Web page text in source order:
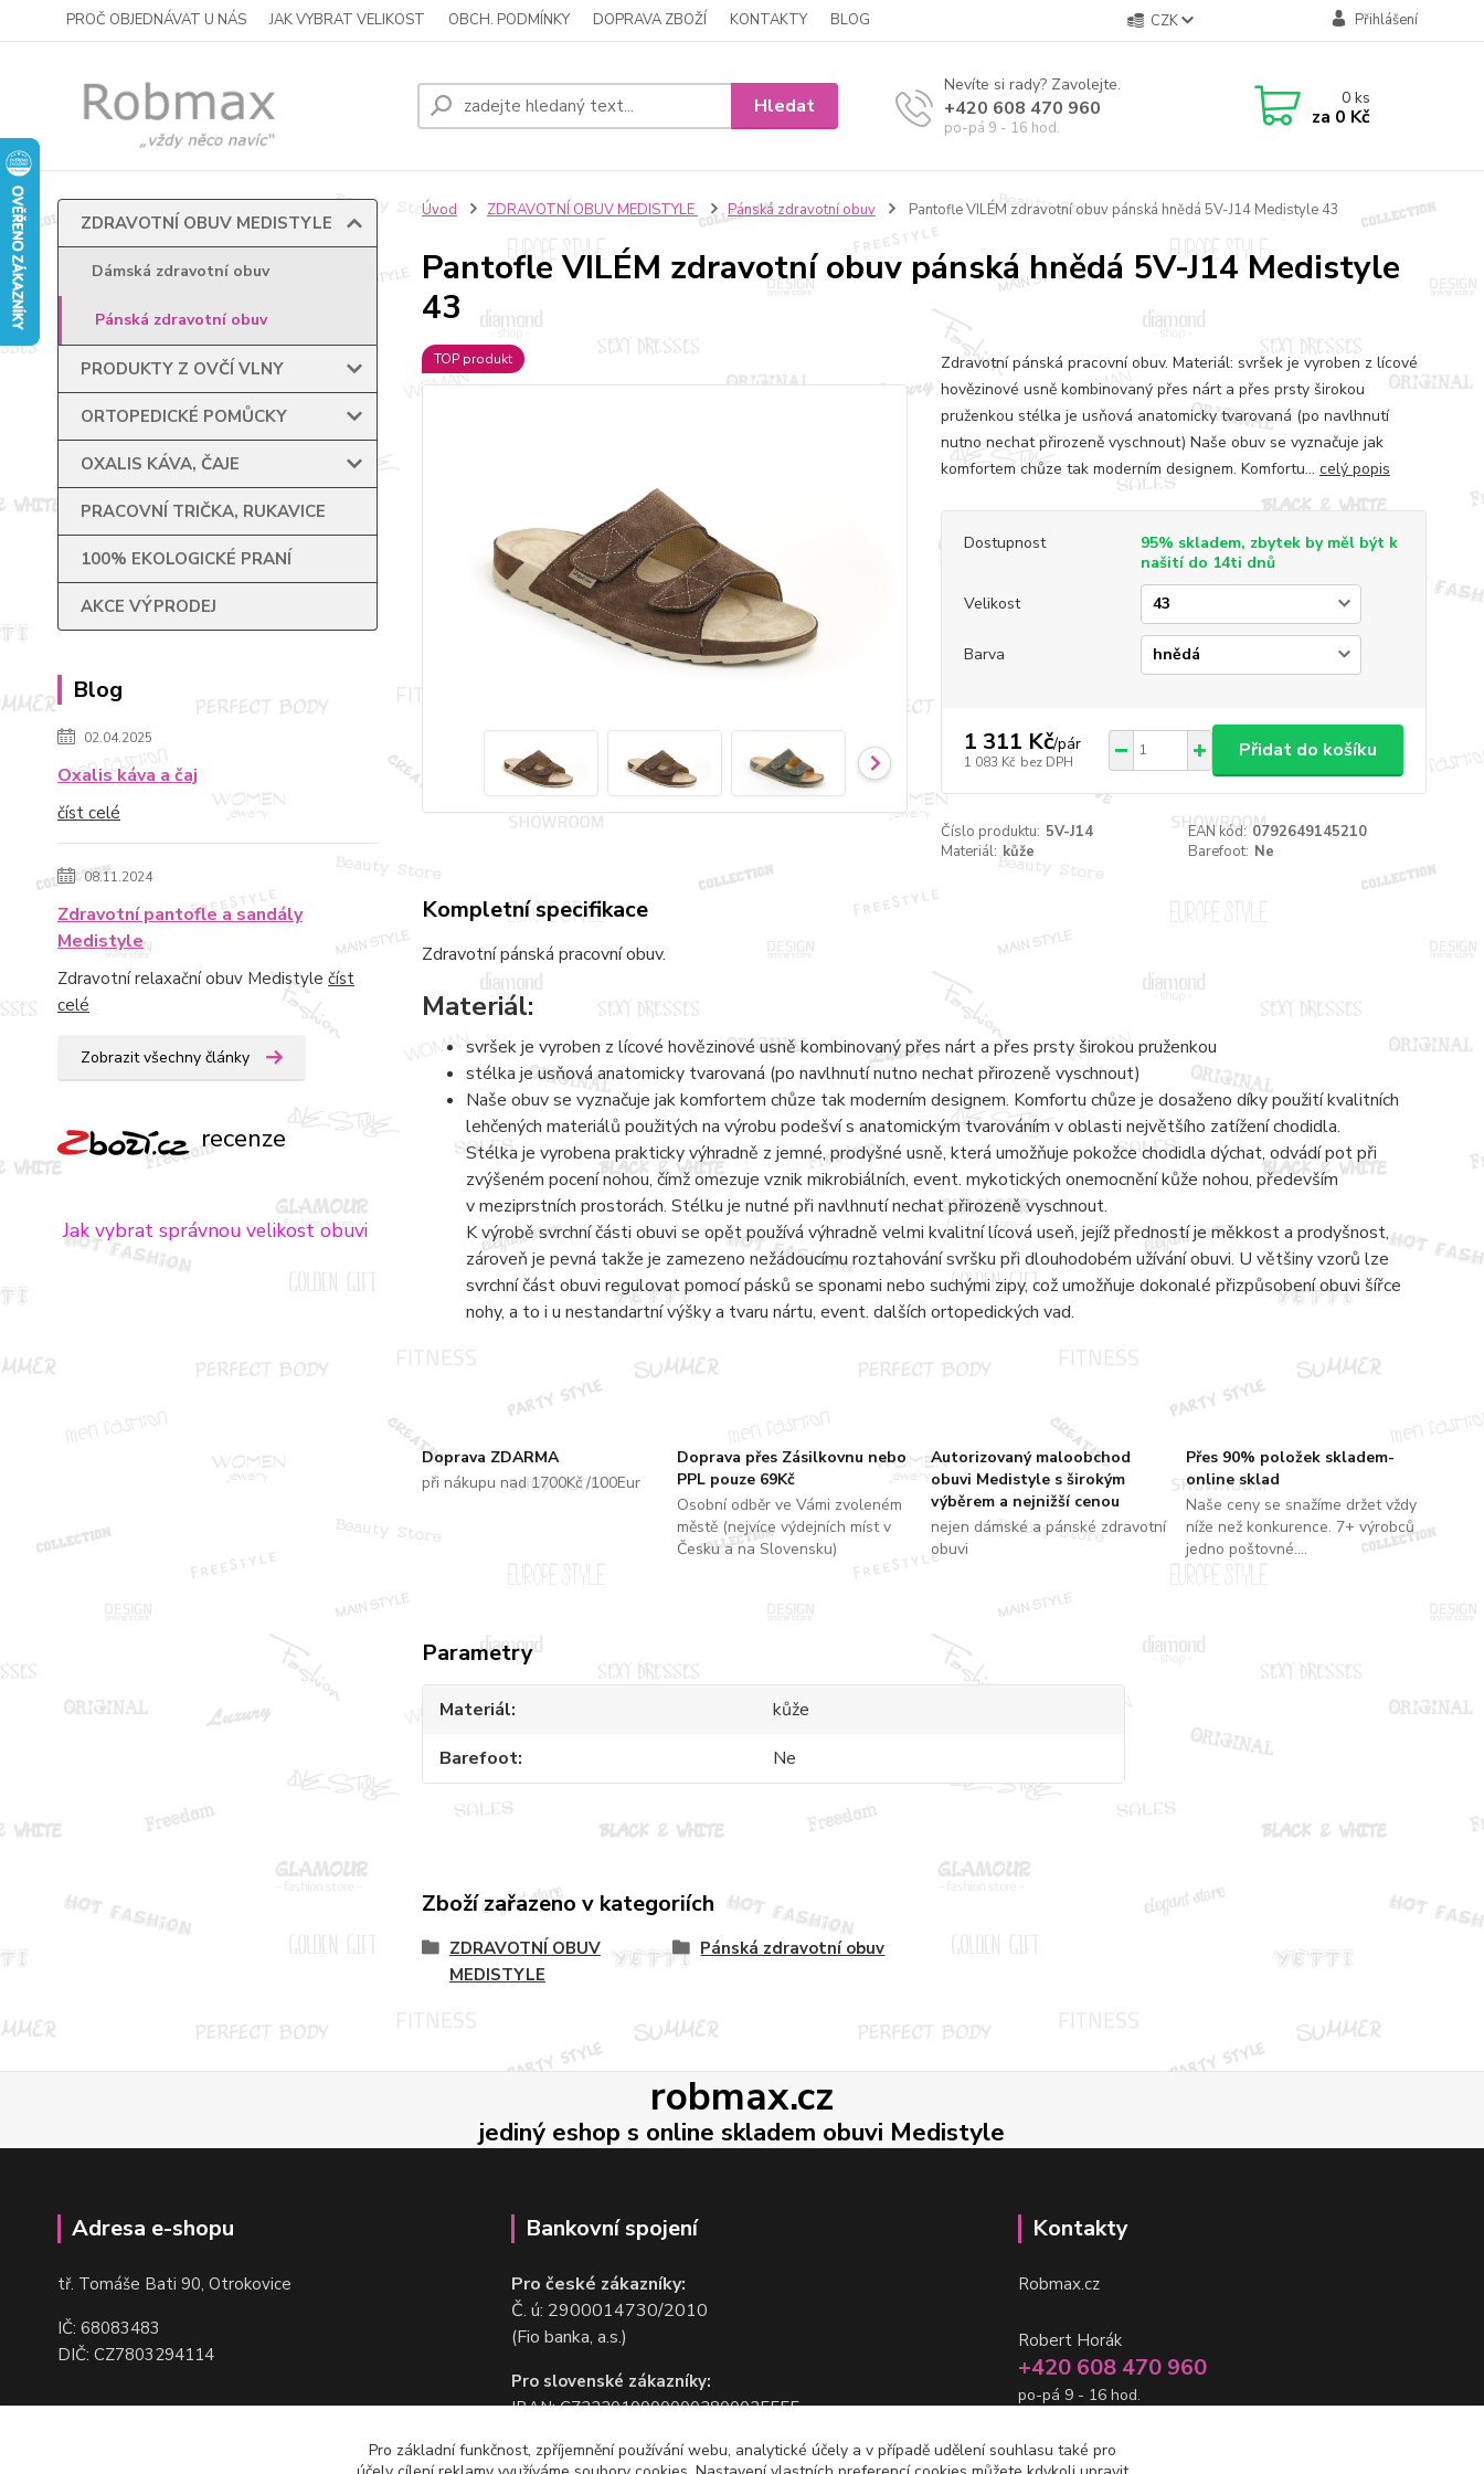
PROČ OBJEDNÁVAT U NÁS JAK VYBRAT VELIKOST OBCH. PODMÍNKY DOPRAVA ZBOŽÍ KONTAKTY BLOG CZK Přihlášení
Hledat
Nevíte si rady? Zavolejte.
+420 608 470 960
po-pá 9 - 16 hod.
0ks
za 0 Kč
ZDRAVOTNÍ OBUV MEDISTYLE
Dámská zdravotní obuv
Pánská zdravotní obuv
PRODUKTY Z OVČÍ VLNY
ORTOPEDICKÉ POMŮCKY
OXALIS KÁVA, ČAJE
PRACOVNÍ TRIČKA, RUKAVICE
100% EKOLOGICKÉ PRANÍ
AKCE VÝPRODEJ
Blog
02.04.2025
Oxalis káva a čaj
číst celé
08.11.2024
Zdravotní pantofle a sandály
Medistyle
Zdravotní relaxační obuv Medistyle číst
celé
Zobrazit všechny články
recenze
Jak vybrat správnou velikost obuvi
Úvod ZDRAVOTNÍ OBUV MEDISTYLE Pánská zdravotní obuv Pantofle VILÉM zdravotní obuv pánská hnědá 5V-J14 Medistyle 43
Pantofle VILÉM zdravotní obuv pánská hnědá 5V-J14 Medistyle
43
TOP produkt
Zdravotní pánská pracovní obuv. Materiál: svršek je vyroben z lícové
hovězinové usně kombinovaný přes nárt a přes prsty širokou
pruženkou stélka je usňová anatomicky tvarovaná (po navlhnutí
nutno nechat přirozeně vyschnout) Naše obuv se vyznačuje jak
komfortem chůze tak moderním designem. Komfortu... celý popis
Dostupnost
95% skladem, zbytek by měl být k
našití do 14ti dnů
Velikost
Barva
1 311 Kč/pár
1 083 Kč bez DPH
Přidat do košíku
Číslo produktu: 5V-J14 EAN kód: 0792649145210
Materiál: kůže Barefoot: Ne
Doprava ZDARMA
při nákupu nad 1700Kč /100Eur
Doprava přes Zásilkovnu nebo
PPL pouze 69Kč
Osobní odběr ve Vámi zvoleném
městě (nejvíce výdejních míst v
Česku a na Slovensku)
Autorizovaný maloobchod
obuvi Medistyle s širokým
výběrem a nejnižší cenou
nejen dámské a pánské zdravotní
obuvi
Přes 90% položek skladem-
online sklad
Naše ceny se snažíme držet vždy
níže než konkurence. 7+ výrobců
jedno poštovné....
Kompletní specifikace
Zdravotní pánská pracovní obuv.
Materiál:
svršek je vyroben z lícové hovězinové usně kombinovaný přes nárt a přes prsty širokou pruženkou
stélka je usňová anatomicky tvarovaná (po navlhnutí nutno nechat přirozeně vyschnout)
Naše obuv se vyznačuje jak komfortem chůze tak moderním designem. Komfortu chůze je dosaženo díky použití kvalitních
lehčených materiálů použitých na výrobu podešví s anatomickým tvarováním v oblasti největšího zatížení chodidla.
Stélka je vyrobena prakticky výhradně z jemné, prodyšné usně, která umožňuje pokožce chodidla dýchat, odvádí pot při
zvýšeném pocení nohou, čímž omezuje vznik mikrobiálních, event. mykotických onemocnění kůže nohou, především
v meziprstních prostorách. Stélku je nutné při navlhnutí nechat přirozeně vyschnout.
K výrobě svrchní části obuvi se opět používá výhradně velmi kvalitní lícová useň, jejíž předností je měkkost a prodyšnost,
zároveň je pevná takže je zamezeno nežádoucímu roztahování svršku při dlouhodobém užívání obuvi. U většiny vzorů lze
svrchní část obuvi regulovat pomocí pásků se sponami nebo suchými zipy, což umožňuje dokonalé přizpůsobení obuvi šířce
nohy, a to i u nestandartní výšky a tvaru nártu, event. dalších ortopedických vad.
Parametry
Materiál
kůže
Barefoot
Ne
Zboží zařazeno v kategoriích
ZDRAVOTNÍ OBUV
MEDISTYLE
Pánská zdravotní obuv
robmax.cz
jediný eshop s online skladem obuvi Medistyle
Adresa e-shopu
tř. Tomáše Bati 90, Otrokovice
IČ: 68083483
DIČ: CZ7803294114
Bankovní spojení
Pro české zákazníky:
Č. ú: 2900014730/2010
(Fio banka, a.s.)
Pro slovenské zákazníky:
IBAN: CZ2220100000002800025555
(Fio banka, a.s.)
Kontakty
Robmax.cz
Robert Horák
+420 608 470 960
po-pá 9 - 16 hod.
info@robmax.cz
Pro základní funkčnost, zpříjemnění používání webu, analytické účely a v případě udělení souhlasu také pro